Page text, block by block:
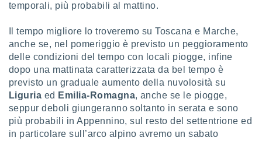
temporali, più probabili al mattino.
Il tempo migliore lo troveremo su Toscana e Marche,
anche se, nel pomeriggio è previsto un peggioramento
delle condizioni del tempo con locali piogge, infine
dopo una mattinata caratterizzata da bel tempo è
previsto un graduale aumento della nuvolosità su
Liguria ed Emilia-Romagna, anche se le piogge,
seppur deboli giungeranno soltanto in serata e sono
più probabili in Appennino, sul resto del settentrione ed
in particolare sull’arco alpino avremo un sabato